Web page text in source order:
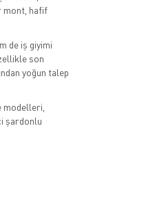
mont, hafif
de iş giyimi
son
yoğun talep
modelleri,
şardonlu